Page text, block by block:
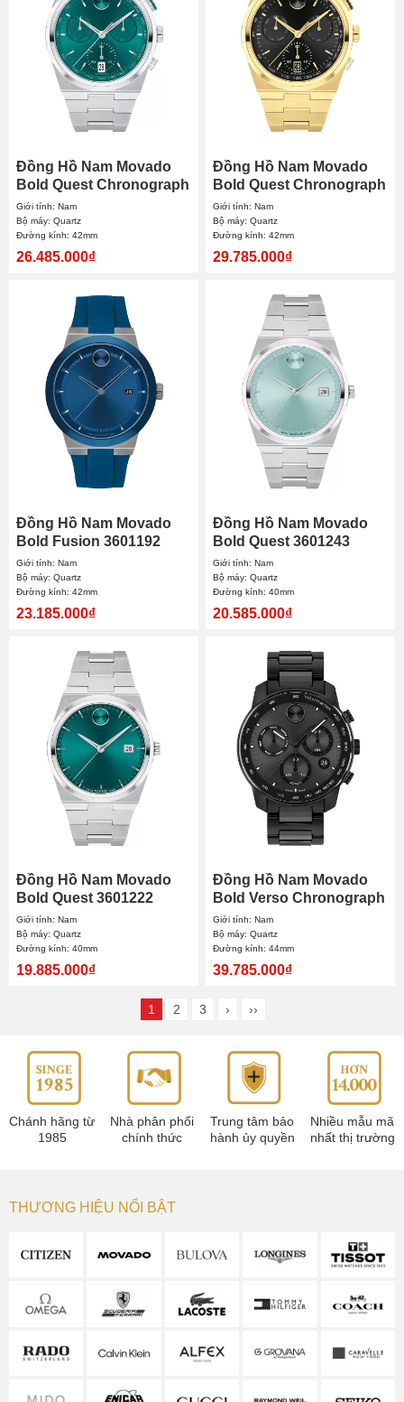
Đồng Hồ Nam Movado
Bold Quest Chronograph
3601200 42mm
Giới tính: Nam
Bộ máy: Quartz
Đường kính: 42mm
26.485.000₫
Đồng Hồ Nam Movado
Bold Quest Chronograph
3601198 42mm
Giới tính: Nam
Bộ máy: Quartz
Đường kính: 42mm
29.785.000₫
Đồng Hồ Nam Movado
Bold Fusion 3601192
42mm
Giới tính: Nam
Bộ máy: Quartz
Đường kính: 42mm
23.185.000₫
Đồng Hồ Nam Movado
Bold Quest 3601243
40mm
Giới tính: Nam
Bộ máy: Quartz
Đường kính: 40mm
20.585.000₫
Đồng Hồ Nam Movado
Bold Quest 3601222
40mm
Giới tính: Nam
Bộ máy: Quartz
Đường kính: 40mm
19.885.000₫
Đồng Hồ Nam Movado
Bold Verso Chronograph
3601103 44mm
Giới tính: Nam
Bộ máy: Quartz
Đường kính: 44mm
39.785.000₫
1 2 3 › ››
Chánh hãng từ
1985
Nhà phân phối
chính thức
Trung tâm bảo
hành ủy quyền
Nhiều mẫu mã
nhất thị trường
THƯƠNG HIỆU NỔI BẬT